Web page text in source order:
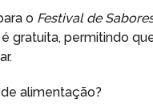
o Festival de
gratuita, permitindo
alimentação?